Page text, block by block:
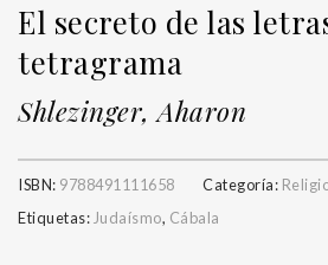
El secreto de las
tetragrama
Shlezinger, Aharon
ISBN: 9788491111658 Categoría:
Etiquetas:Judaísmo, Cábala